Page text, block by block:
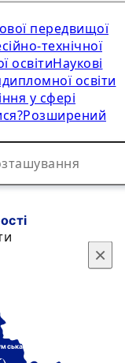
передвищої
технічної
освітиНаукові
освіти
у сфері
Розширений
×
×